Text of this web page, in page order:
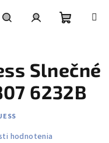
košík
Slnečné
6232B
hodnotenia